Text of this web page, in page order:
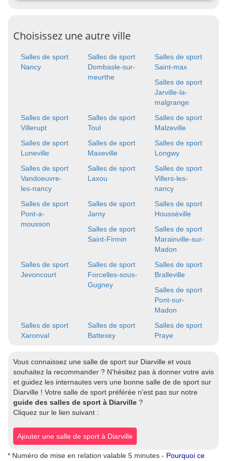
Choisissez une autre ville
Salles de sport
Nancy
Salles de sport
Dombasle-sur-
meurthe
Salles de sport
Saint-max
Salles de sport
Jarville-la-
malgrange
Salles de sport
Villerupt
Salles de sport
Toul
Salles de sport
Malzeville
Salles de sport
Luneville
Salles de sport
Maxeville
Salles de sport
Longwy
Salles de sport
Vandoeuvre-
les-nancy
Salles de sport
Laxou
Salles de sport
Villers-les-
nancy
Salles de sport
Pont-a-
mousson
Salles de sport
Jarny
Salles de sport
Housséville
Salles de sport
Saint-Firmin
Salles de sport
Marainville-sur-
Madon
Salles de sport
Jevoncourt
Salles de sport
Forcelles-sous-
Gugney
Salles de sport
Bralleville
Salles de sport
Pont-sur-
Madon
Salles de sport
Xaronval
Salles de sport
Battexey
Salles de sport
Praye
Vous connaissez une salle de sport sur Diarville et vous
souhaitez la recommander ? N'hésitez pas à donner votre avis
et guidez les internautes vers une bonne salle de de sport sur
Diarville ! Votre salle de sport préférée n'est pas sur notre
guide des salles de sport à Diarville ?
Cliquez sur le lien suivant :
Ajouter une salle de sport à Diarville
* Numéro de mise en relation valable 5 minutes - Pourquoi ce